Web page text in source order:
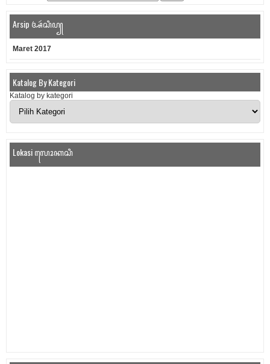
Arsip ꦄꦂꦱꦶꦥ꧀
Maret 2017
Katalog By Kategori
Katalog by kategori
Lokasi ꦭꦺꦴꦏꦱꦶ